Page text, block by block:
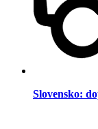
Slovensko: